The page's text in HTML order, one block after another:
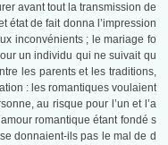
avant tout la transmission de
état de fait donna l’impression
inconvénients ; le mariage fo
un individu qui ne suivait qu
les parents et les traditions,
: les romantiques voulaient
au risque pour l’un et l’a
romantique étant fondé s
donnaient-ils pas le mal de d